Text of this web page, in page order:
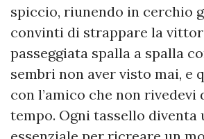
spiccio, riunendo in cerchio
convinti di strappare la
passeggiata spalla a spalla
sembri non aver visto mai, e
con l’amico che non rivedevi
tempo. Ogni tassello diventa